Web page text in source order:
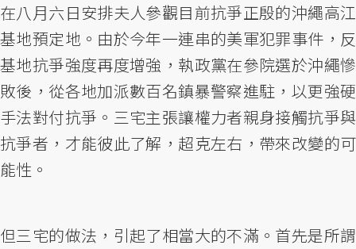
在八月六日安排夫人參觀目前抗爭正殷的沖繩高江
基地預定地。由於今年一連串的美軍犯罪事件，反
基地抗爭強度再度增強，執政黨在參院選於沖繩慘
敗後，從各地加派數百名鎮暴警察進駐，以更強硬
手法對付抗爭。三宅主張讓權力者親身接觸抗爭與
抗爭者，才能彼此了解，超克左右，帶來改變的可
能性。
但三宅的做法，引起了相當大的不滿。首先是所謂